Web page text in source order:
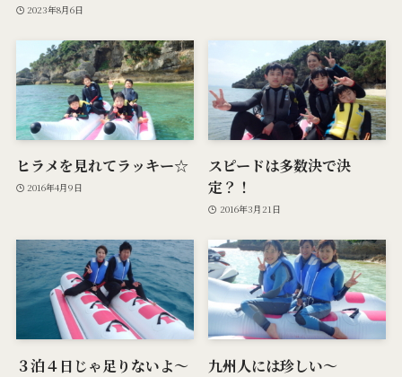
2023年8月6日
ヒラメを見れてラッキー☆
2016年4月9日
スピードは多数決で決
定？！
2016年3月21日
３泊４日じゃ足りないよ～ 九州人には珍しい～